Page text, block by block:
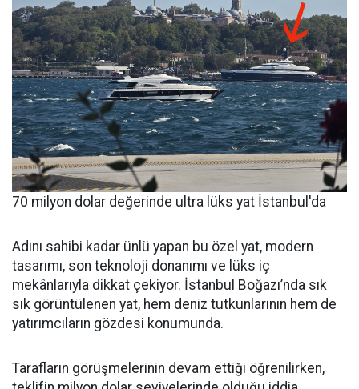
70 milyon dolar değerinde ultra lüks yat İstanbul'da
Adını sahibi kadar ünlü yapan bu özel yat, modern
tasarımı, son teknoloji donanımı ve lüks iç
mekânlarıyla dikkat çekiyor. İstanbul Boğazı’nda sık
sık görüntülenen yat, hem deniz tutkunlarının hem de
yatırımcıların gözdesi konumunda.
Tarafların görüşmelerinin devam ettiği öğrenilirken,